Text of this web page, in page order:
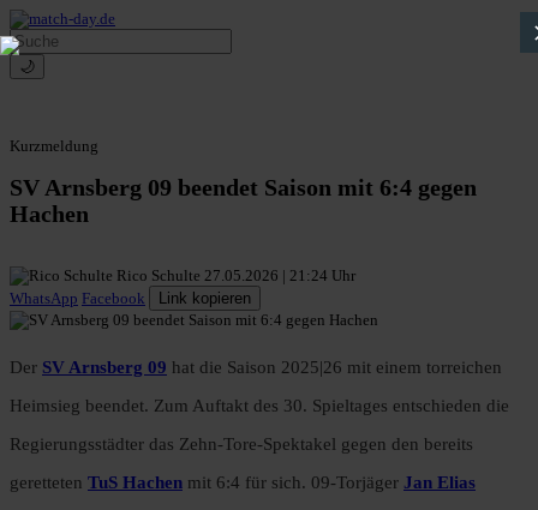
🌙
Kurzmeldung
SV Arnsberg 09 beendet Saison mit 6:4 gegen
Hachen
Rico Schulte 27.05.2026 | 21:24 Uhr
WhatsApp Facebook Link kopieren
Der SV Arnsberg 09 hat die Saison 2025|26 mit einem torreichen
Heimsieg beendet. Zum Auftakt des 30. Spieltages entschieden die
Regierungsstädter das Zehn-Tore-Spektakel gegen den bereits
geretteten TuS Hachen mit 6:4 für sich. 09-Torjäger Jan Elias